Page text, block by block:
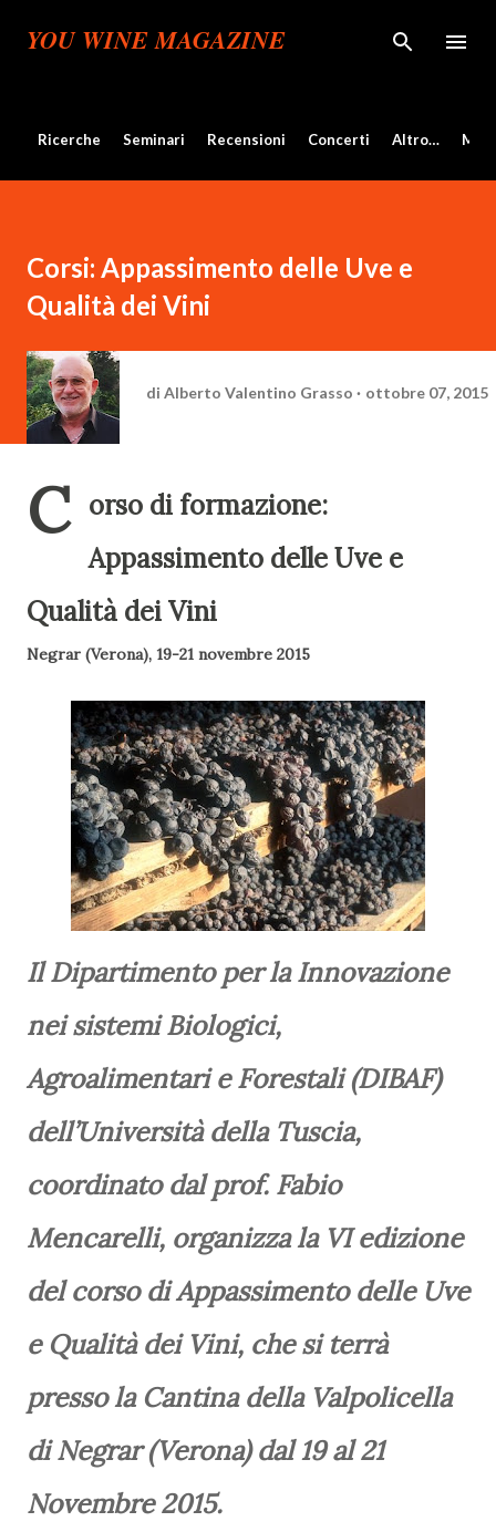
Passa ai contenuti principali
YOU WINE MAGAZINE
Ricerche Seminari Recensioni Concerti Altro…
Corsi: Appassimento delle Uve e
Qualità dei Vini
di Alberto Valentino Grasso ottobre 07, 2015
C orso di formazione:
Appassimento delle Uve e
Qualità dei Vini
Negrar (Verona), 19-21 novembre 2015
Il Dipartimento per la Innovazione
nei sistemi Biologici,
Agroalimentari e Forestali (DIBAF)
dell’Università della Tuscia,
coordinato dal prof. Fabio
Mencarelli, organizza la VI edizione
del corso di Appassimento delle Uve
e Qualità dei Vini, che si terrà
presso la Cantina della Valpolicella
di Negrar (Verona) dal 19 al 21
Novembre 2015.